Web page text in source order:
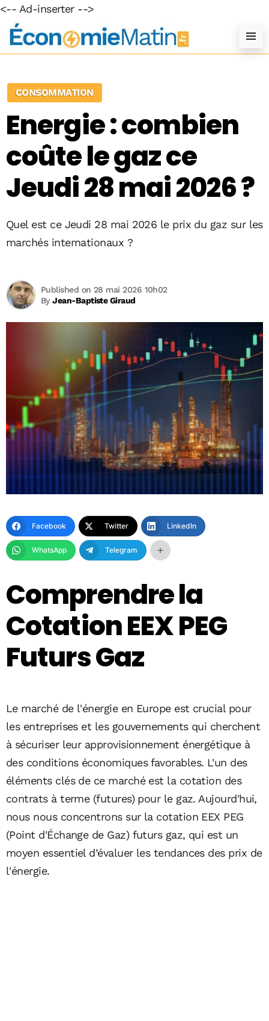
<-- Ad-inserter -->
CONSOMMATION
Energie : combien
coûte le gaz ce
Jeudi 28 mai 2026 ?
Quel est ce Jeudi 28 mai 2026 le prix du gaz sur les
marchés internationaux ?
ByJean-Baptiste Giraud
Published on 28 mai 2026 10h02
Facebook Twitter LinkedIn
WhatsApp Telegram
Comprendre la
Cotation EEX PEG
Futurs Gaz
Le marché de l'énergie en Europe est crucial pour
les entreprises et les gouvernements qui cherchent
à sécuriser leur approvisionnement énergétique à
des conditions économiques favorables. L'un des
éléments clés de ce marché est la cotation des
contrats à terme (futures) pour le gaz. Aujourd'hui,
nous nous concentrons sur la cotation EEX PEG
(Point d'Échange de Gaz) futurs gaz, qui est un
moyen essentiel d’évaluer les tendances des prix de
l'énergie.